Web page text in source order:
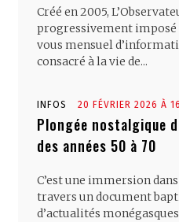
Créé en 2005,
progressivement imposé
vous mensuel
consacré à la vie de...
INFOS 20 FÉVRIER 2026 À
Plongée nostalgique
des années 50 à 70
C’est une immersion
travers un document
d’actualités